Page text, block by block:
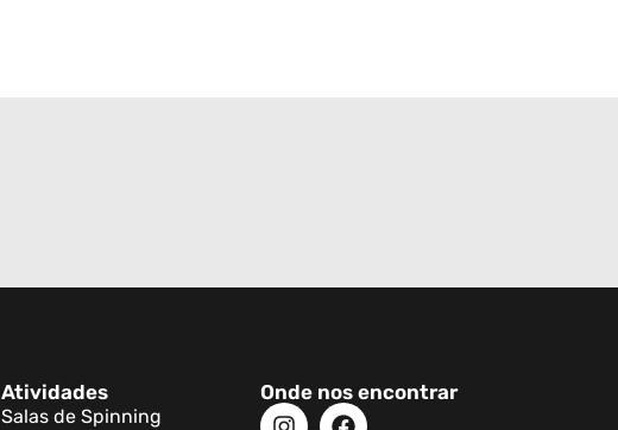
Atividades
Salas de Spinning
Onde nos encontrar